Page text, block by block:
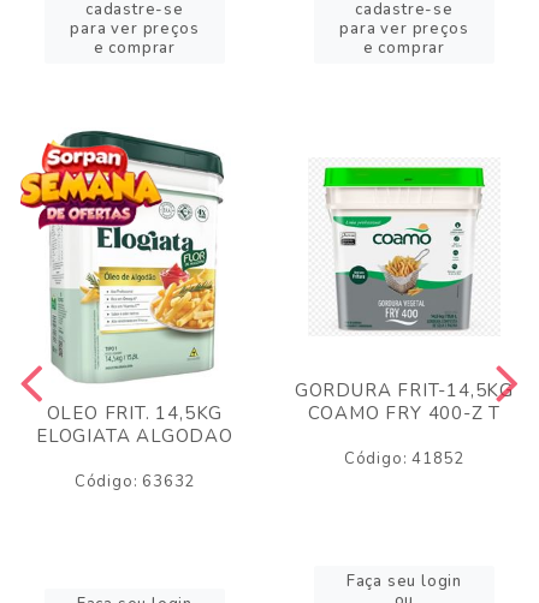
cadastre-se
para ver preços
e comprar
cadastre-se
para ver preços
e comprar
OLEO FRIT. 14,5KG
ELOGIATA ALGODAO
Código: 63632
GORDURA FRIT-14,5KG
COAMO FRY 400-Z T
Código: 41852
Faça seu login